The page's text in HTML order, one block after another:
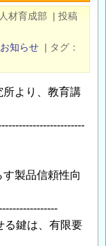
材育成部 | 投稿
お知らせ | タグ
より、教育講
製品信頼性向
鍵は、有限要